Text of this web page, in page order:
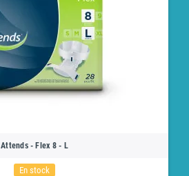
Attends - Flex 8 - L
En stock